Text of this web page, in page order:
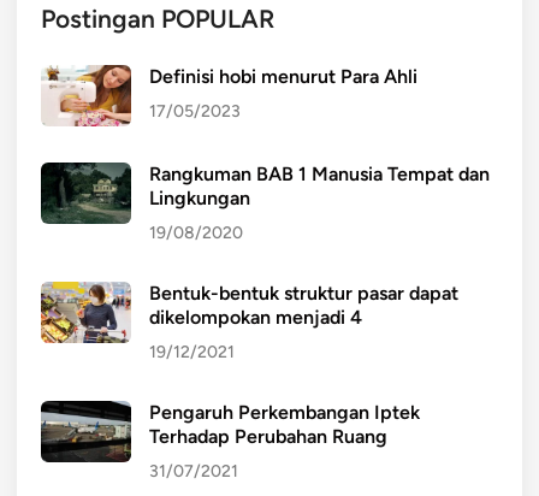
Postingan POPULAR
Definisi hobi menurut Para Ahli
17/05/2023
Rangkuman BAB 1 Manusia Tempat dan
Lingkungan
19/08/2020
Bentuk-bentuk struktur pasar dapat
dikelompokan menjadi 4
19/12/2021
Pengaruh Perkembangan Iptek
Terhadap Perubahan Ruang
31/07/2021